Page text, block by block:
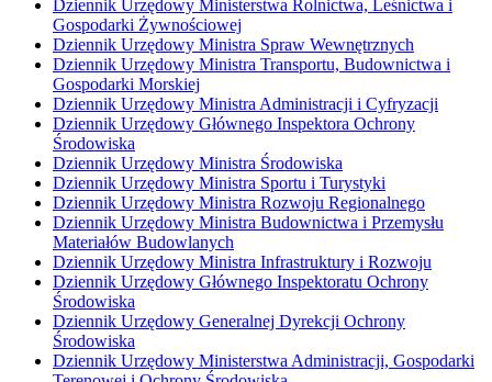
Dziennik Urzędowy Ministerstwa Rolnictwa, Leśnictwa i
Gospodarki Żywnościowej
Dziennik Urzędowy Ministra Spraw Wewnętrznych
Dziennik Urzędowy Ministra Transportu, Budownictwa i
Gospodarki Morskiej
Dziennik Urzędowy Ministra Administracji i Cyfryzacji
Dziennik Urzędowy Głównego Inspektora Ochrony
Środowiska
Dziennik Urzędowy Ministra Środowiska
Dziennik Urzędowy Ministra Sportu i Turystyki
Dziennik Urzędowy Ministra Rozwoju Regionalnego
Dziennik Urzędowy Ministra Budownictwa i Przemysłu
Materiałów Budowlanych
Dziennik Urzędowy Ministra Infrastruktury i Rozwoju
Dziennik Urzędowy Głównego Inspektoratu Ochrony
Środowiska
Dziennik Urzędowy Generalnej Dyrekcji Ochrony
Środowiska
Dziennik Urzędowy Ministerstwa Administracji, Gospodarki